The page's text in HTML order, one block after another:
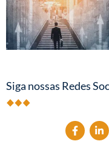
Siga nossas Redes